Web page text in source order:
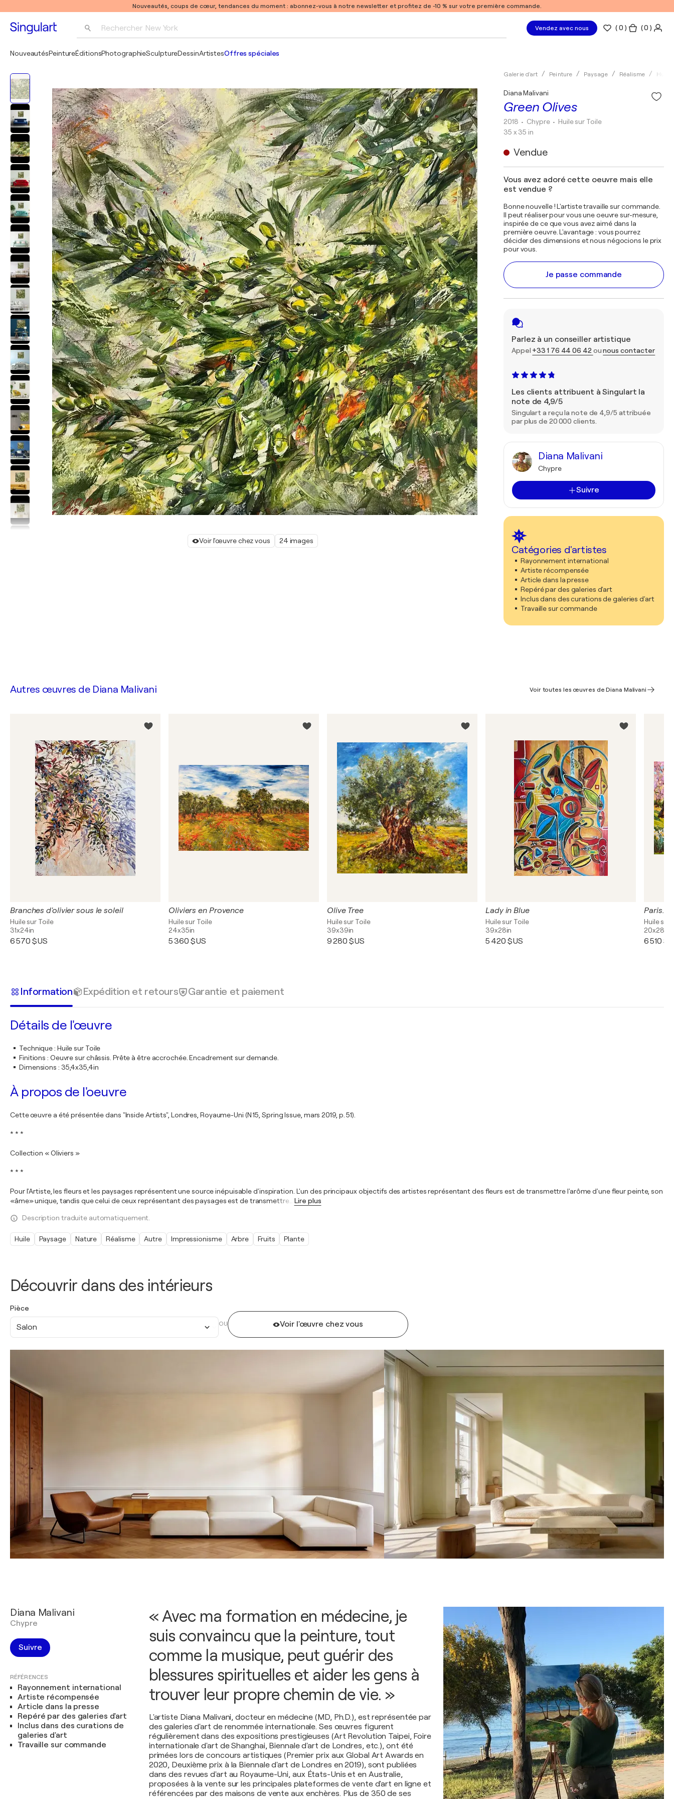
Nouveautés, coups de cœur, tendances du moment : abonnez-vous à notre newsletter et profitez de -10 % sur votre première commande.
Rechercher New York
Pablo Picasso
Vendez avec nous (0 ) ( 0 )
NouveautésPeintureÉditionsPhotographieSculptureDessinArtistesOffres spéciales
Voir l'œuvre chez vous 24 images
Galerie d'art Peinture Paysage Réalisme Huile
Green Olives
Diana Malivani
2018 • Chypre • Huile sur Toile
35 x 35 in
Vendue
Vous avez adoré cette oeuvre mais elle
est vendue ?
Bonne nouvelle ! L'artiste travaille sur commande.
Il peut réaliser pour vous une oeuvre sur-mesure,
inspirée de ce que vous avez aimé dans la
première oeuvre. L'avantage : vous pourrez
décider des dimensions et nous négocions le prix
pour vous.
Je passe commande
Parlez à un conseiller artistique
Appel +33 1 76 44 06 42 ounous contacter
Les clients attribuent à Singulart la
note de 4,9/5
Singulart a reçu la note de 4,9/5 attribuée
par plus de 20 000 clients.
Diana Malivani
Chypre
Suivre
Catégories d'artistes
Rayonnement international
Artiste récompensée
Article dans la presse
Repéré par des galeries d'art
Inclus dans des curations de galeries d'art
Travaille sur commande
Découvrir dans des intérieurs
Pièce
Salon OU Voir l'œuvre chez vous
Autres œuvres de Diana Malivani Voir toutes les œuvres de Diana Malivani
Branches d'olivier sous le soleil
Huile sur Toile
31x24in
6 570 $US
Oliviers en Provence
Huile sur Toile
24x35in
5 360 $US
Olive Tree
Huile sur Toile
39x39in
9 280 $US
Lady in Blue
Huile sur Toile
39x28in
5 420 $US
Paris.
Huile sur
20x28in
6 510
Information Expédition et retours Garantie et paiement
Détails de l'œuvre
Technique: Huile sur Toile
Finitions : Oeuvre sur châssis. Prête à être accrochée. Encadrement sur demande.
Dimensions : 35,4x35,4in
À propos de l'oeuvre
Cette œuvre a été présentée dans "Inside Artists", Londres, Royaume-Uni (N 15, Spring Issue, mars 2019, p. 51).
* * *
Collection « Oliviers »
* * *
Pour l'Artiste, les fleurs et les paysages représentent une source inépuisable d'inspiration. L'un des principaux objectifs des artistes représentant des fleurs est de transmettre l'arôme d'une fleur peinte, son
«âme» unique, tandis que celui de ceux représentant des paysages est de transmettre
Lire plus
Description traduite automatiquement.
Huile Paysage Nature Réalisme Autre Impressionisme Arbre Fruits Plante
Diana Malivani
Chypre
Suivre
RÉFÉRENCES
Rayonnement international
Artiste récompensée
Article dans la presse
Repéré par des galeries d'art
Inclus dans des curations de
galeries d'art
Travaille sur commande
« Avec ma formation en médecine, je
suis convaincu que la peinture, tout
comme la musique, peut guérir des
blessures spirituelles et aider les gens à
trouver leur propre chemin de vie. »
L'artiste Diana Malivani, docteur en médecine (MD, Ph.D.), est représentée par
des galeries d'art de renommée internationale. Ses œuvres figurent
régulièrement dans des expositions prestigieuses (Art Revolution Taipei, Foire
internationale d'art de Shanghai, Biennale d'art de Londres, etc.), ont été
primées lors de concours artistiques (Premier prix aux Global Art Awards en
2020, Deuxième prix à la Biennale d'art de Londres en 2019), sont publiées
dans des revues d'art au Royaume-Uni, aux États-Unis et en Australie,
proposées à la vente sur les principales plateformes de vente d'art en ligne et
référencées par des maisons de vente aux enchères. Plus de 350 de ses